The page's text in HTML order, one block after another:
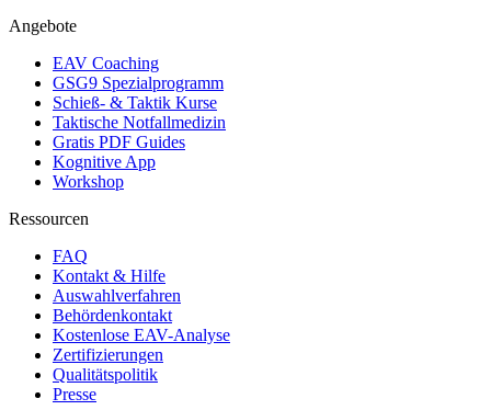
Angebote
EAV Coaching
GSG9 Spezialprogramm
Schieß- & Taktik Kurse
Taktische Notfallmedizin
Gratis PDF Guides
Kognitive App
Workshop
Ressourcen
FAQ
Kontakt & Hilfe
Auswahlverfahren
Behördenkontakt
Kostenlose EAV-Analyse
Zertifizierungen
Qualitätspolitik
Presse